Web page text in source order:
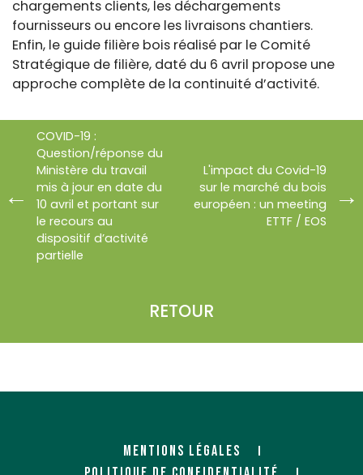
chargements clients, les déchargements
fournisseurs ou encore les livraisons chantiers.
Enfin, le guide filière bois réalisé par le Comité
Stratégique de filière, daté du 6 avril propose une
approche complète de la continuité d’activité.
COVID-19 :
Question/réponse du
Ministère du travail
mis à jour en date du
10 avril et portant sur
le recours au
dispositif d’activité
partielle
RETOUR
L'impact du Covid-19
sur le marché du bois
européen : un meeting
ETTF / EOS
MENTIONS LÉGALES